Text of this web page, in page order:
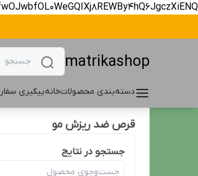
matrikashop
دسته‌بندی محصولاتخانهپیگیری
قرص ضد ریزش مو
جستجو در نتایج